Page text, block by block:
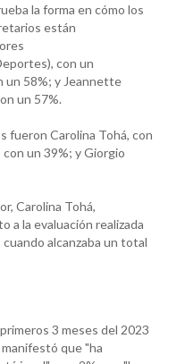
la forma en cómo los
están
con un
un 58%; y Jeannette
un 57%.
fueron Carolina Tohá, con
con un 39%; y Giorgio
Carolina Tohá,
a la evaluación realizada
alcanzaba un total
3 meses del 2023
que "ha